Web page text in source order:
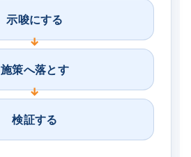
示唆にする
施策へ落とす
検証する